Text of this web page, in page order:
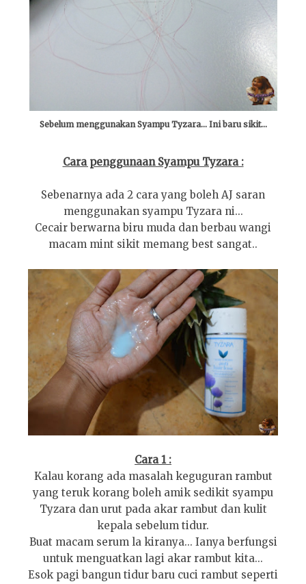
Sebelum menggunakan Syampu Tyzara... Ini baru sikit...
Cara penggunaan Syampu Tyzara :
Sebenarnya ada 2 cara yang boleh AJ saran
menggunakan syampu Tyzara ni...
Cecair berwarna biru muda dan berbau wangi
macam mint sikit memang best sangat..
Cara 1 :
Kalau korang ada masalah keguguran rambut
yang teruk korang boleh amik sedikit syampu
Tyzara dan urut pada akar rambut dan kulit
kepala sebelum tidur.
Buat macam serum la kiranya... Ianya berfungsi
untuk menguatkan lagi akar rambut kita...
Esok pagi bangun tidur baru cuci rambut seperti